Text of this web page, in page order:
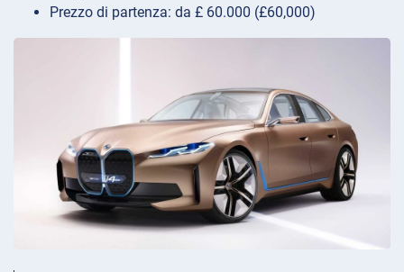
Prezzo di partenza: da £ 60.000 (£60,000)